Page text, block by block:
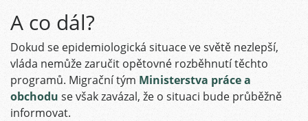
A co dál?
Dokud se epidemiologická situace ve světě nezlepší,
vláda nemůže zaručit opětovné rozběhnutí těchto
programů. Migrační tým Ministerstva práce a
obchodu se však zavázal, že o situaci bude průběžně
informovat.